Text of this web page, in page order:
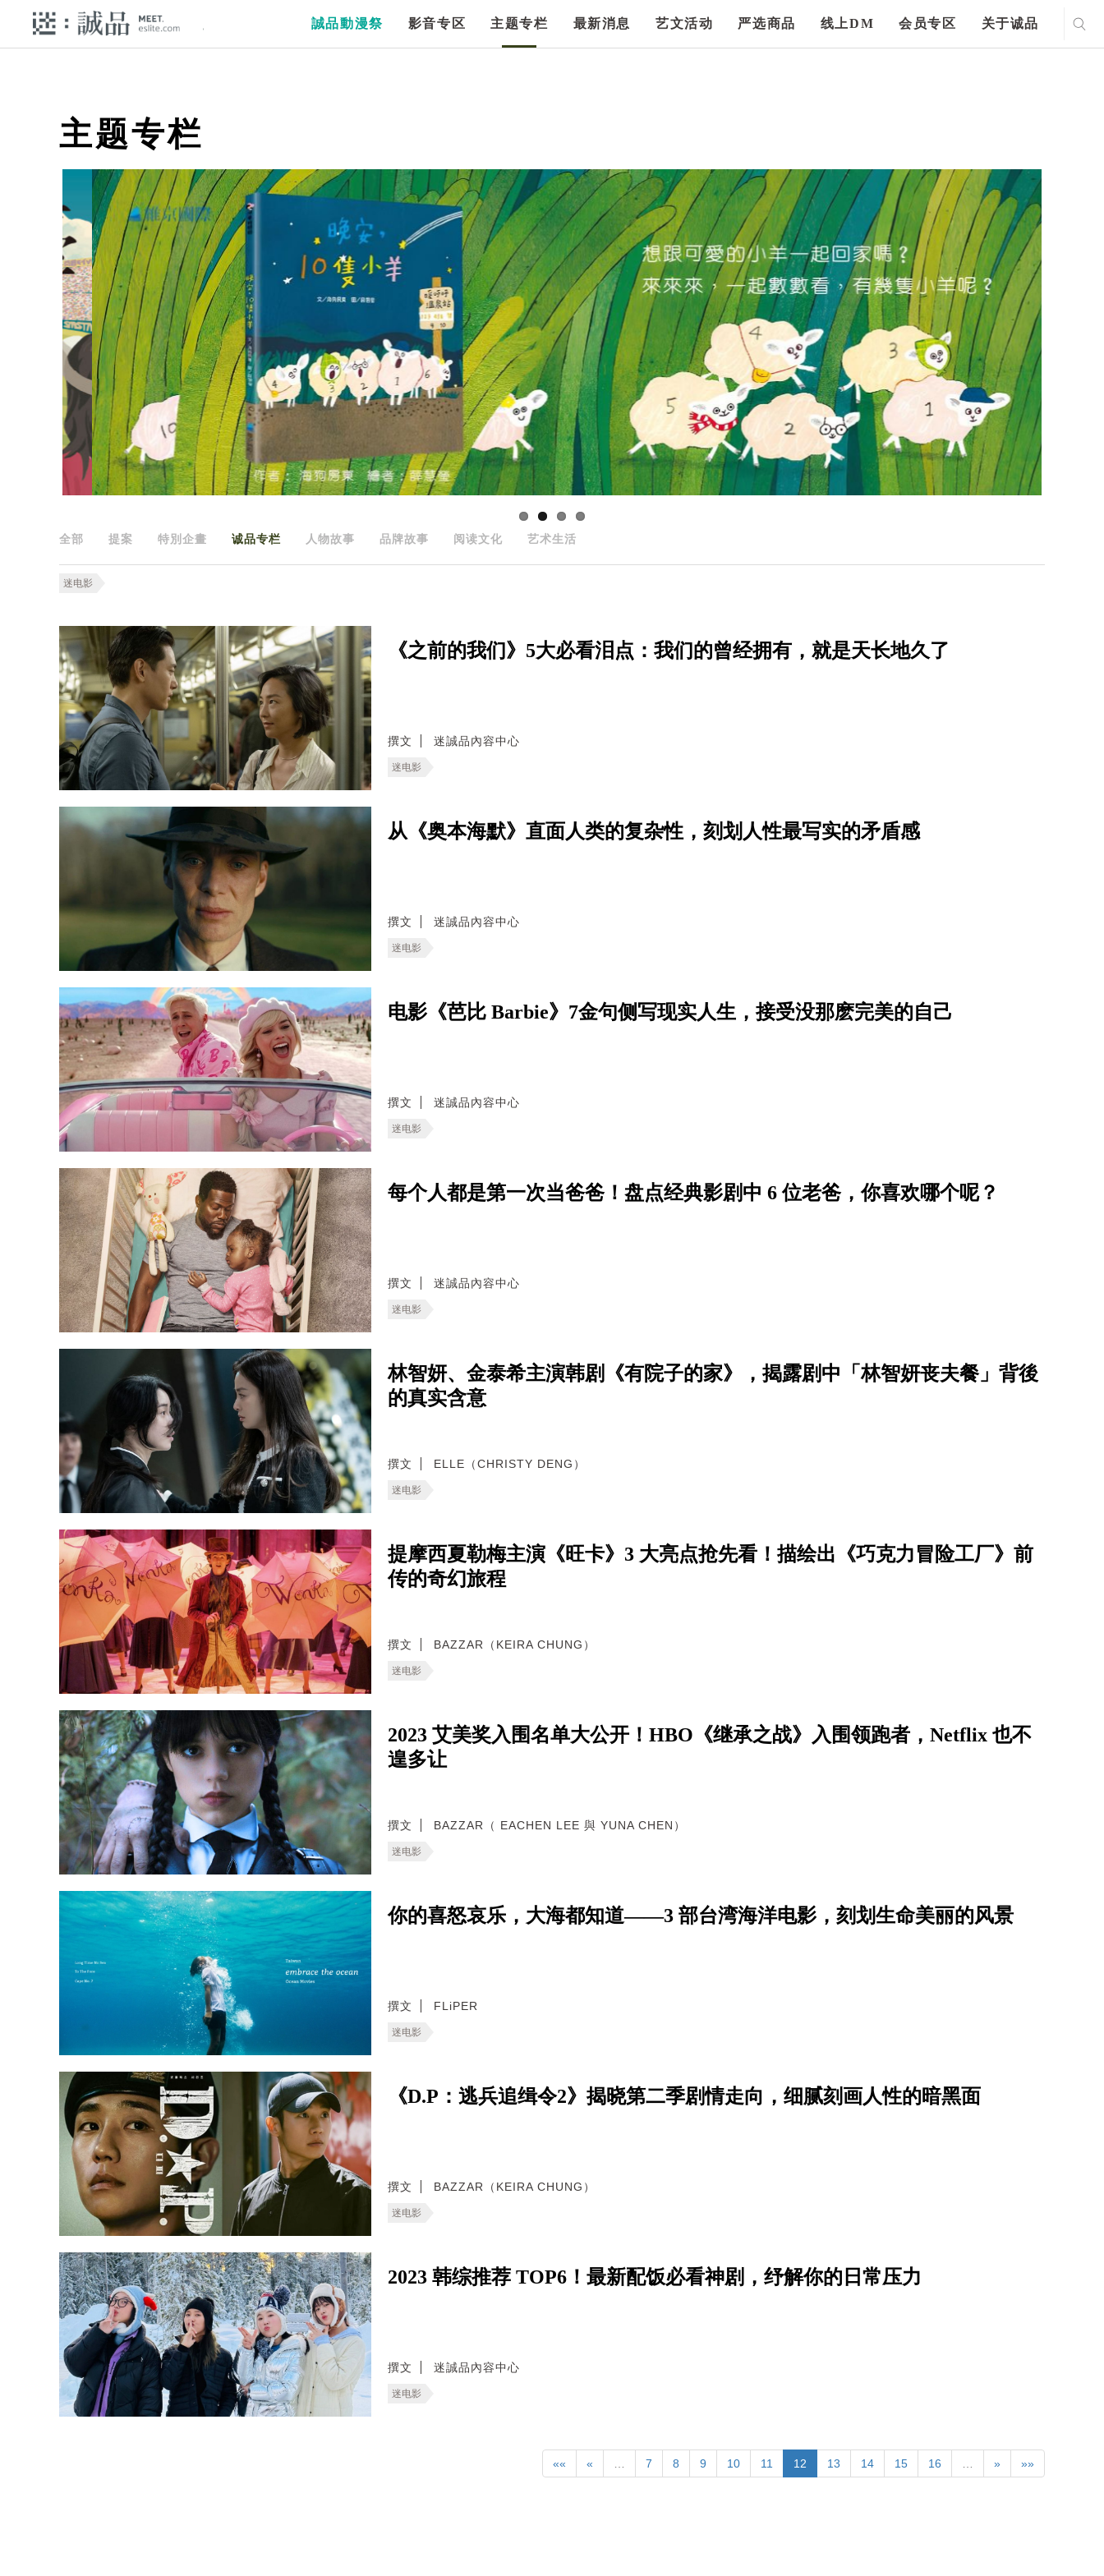
誠品動漫祭 影音专区 主题专栏 最新消息 艺文活动 严选商品 线上DM 会员专区 关于诚品
主题专栏
全部 提案 特別企畫 诚品专栏 人物故事 品牌故事 阅读文化 艺术生活
迷电影
《之前的我们》5大必看泪点：我们的曾经拥有，就是天长地久了
撰文 迷誠品內容中心
迷电影
从《奥本海默》直面人类的复杂性，刻划人性最写实的矛盾感
撰文 迷誠品內容中心
迷电影
电影《芭比 Barbie》7金句侧写现实人生，接受没那麽完美的自己
撰文 迷誠品內容中心
迷电影
每个人都是第一次当爸爸！盘点经典影剧中 6 位老爸，你喜欢哪个呢？
撰文 迷誠品內容中心
迷电影
林智妍、金泰希主演韩剧《有院子的家》，揭露剧中「林智妍丧夫餐」背後
的真实含意
撰文 ELLE（CHRISTY DENG）
迷电影
提摩西夏勒梅主演《旺卡》3 大亮点抢先看！描绘出《巧克力冒险工厂》前
传的奇幻旅程
撰文 BAZZAR（KEIRA CHUNG）
迷电影
2023 艾美奖入围名单大公开！HBO《继承之战》入围领跑者，Netflix 也不
遑多让
撰文 BAZZAR（ EACHEN LEE 與 YUNA CHEN）
迷电影
你的喜怒哀乐，大海都知道——3 部台湾海洋电影，刻划生命美丽的风景
撰文 FLiPER
迷电影
《D.P：逃兵追缉令2》揭晓第二季剧情走向，细腻刻画人性的暗黑面
撰文 BAZZAR（KEIRA CHUNG）
迷电影
2023 韩综推荐 TOP6！最新配饭必看神剧，纾解你的日常压力
撰文 迷誠品內容中心
迷电影
«« « … 7 8 9 10 11 12 13 14 15 16 … » »»